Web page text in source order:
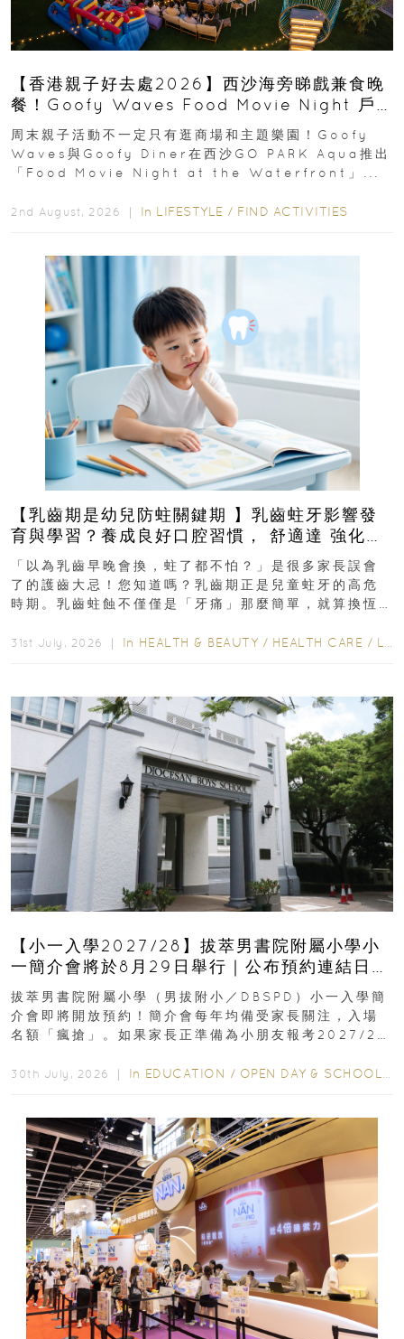
【香港親子好去處2026】西沙海旁睇戲兼食晚
餐！Goofy Waves Food Movie Night 戶
外影院逢週末登場
周末親子活動不一定只有逛商場和主題樂園！Goofy
Waves與Goofy Diner在西沙GO PARK Aqua推出
「Food Movie Night at the Waterfront」...
2nd August, 2026 ｜ In LIFESTYLE / FIND ACTIVITIES
【乳齒期是幼兒防蛀關鍵期 】乳齒蛀牙影響發
育與學習？養成良好口腔習慣， 舒適達 強化琺
瑯質 兒童牙膏防護指南
「以為乳齒早晚會換，蛀了都不怕？」是很多家長誤會
了的護齒大忌！您知道嗎？乳齒期正是兒童蛀牙的高危
時期。乳齒蛀蝕不僅僅是「牙痛」那麼簡單，就算換恆
31st July, 2026 ｜ In HEALTH & BEAUTY / HEALTH CARE / LIFESTYLE
【小一入學2027/28】拔萃男書院附屬小學小
一簡介會將於8月29日舉行｜公布預約連結日期
｜更設有網上重溫
拔萃男書院附屬小學（男拔附小／DBSPD）小一入學簡
介會即將開放預約！簡介會每年均備受家長關注，入場
名額「瘋搶」。如果家長正準備為小朋友報考2027/28
30th July, 2026 ｜ In EDUCATION / OPEN DAY & SCHOOL EVENTS